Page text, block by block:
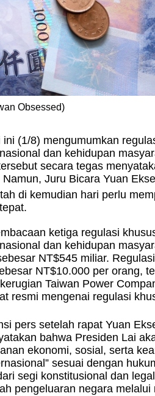
Obsessed)
ini (1/8) mengumumkan
dan kehidupan
secara tegas
Juru Bicara Yuan
di kemudian hari perlu
ketiga regulasi
dan kehidupan
NT$545 miliar.
NT$10.000 per orang,
Taiwan Power
resmi mengenai regulasi
pers setelah rapat Yuan
bahwa Presiden Lai
ekonomi, sosial, serta
sesuai dengan
segi konstitusional dan
pengeluaran negara melalui